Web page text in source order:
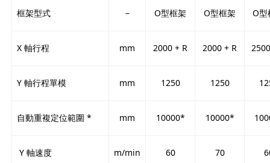
框架型式 – O型框架 O型框架 O型
X 軸行程 mm 2000 + R 2000 + R
Y 軸行程單模 mm 1250 1250
自動重複定位範圍 * mm 10000* 10000*
Y 軸速度 m/min 60 70